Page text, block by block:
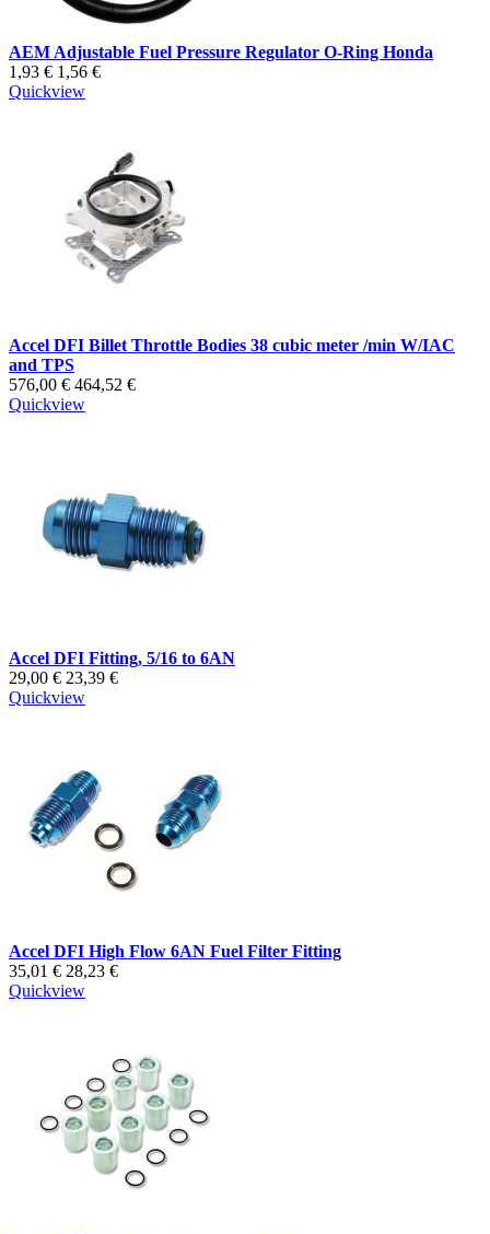
AEM Adjustable Fuel Pressure Regulator O-Ring Honda
1,93 € 1,56 €
Quickview
Accel DFI Billet Throttle Bodies 38 cubic meter /min W/IAC
and TPS
576,00 € 464,52 €
Quickview
Accel DFI Fitting, 5/16 to 6AN
29,00 € 23,39 €
Quickview
Accel DFI High Flow 6AN Fuel Filter Fitting
35,01 € 28,23 €
Quickview